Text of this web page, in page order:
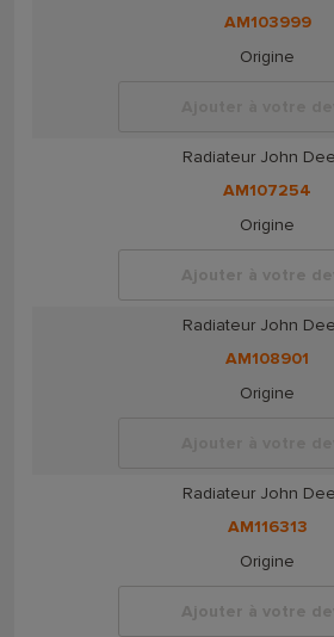
AM103999
Origine
Radiateur John
AM107254
Origine
Ajouter à votre
Radiateur John
AM108901
Origine
Radiateur John
AM116313
Origine
Ajouter à votre